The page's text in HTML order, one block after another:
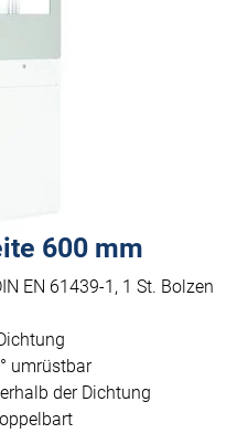
600 mm
EN 61439-1, 1 St. Bolzen
umrüstbar
der Dichtung